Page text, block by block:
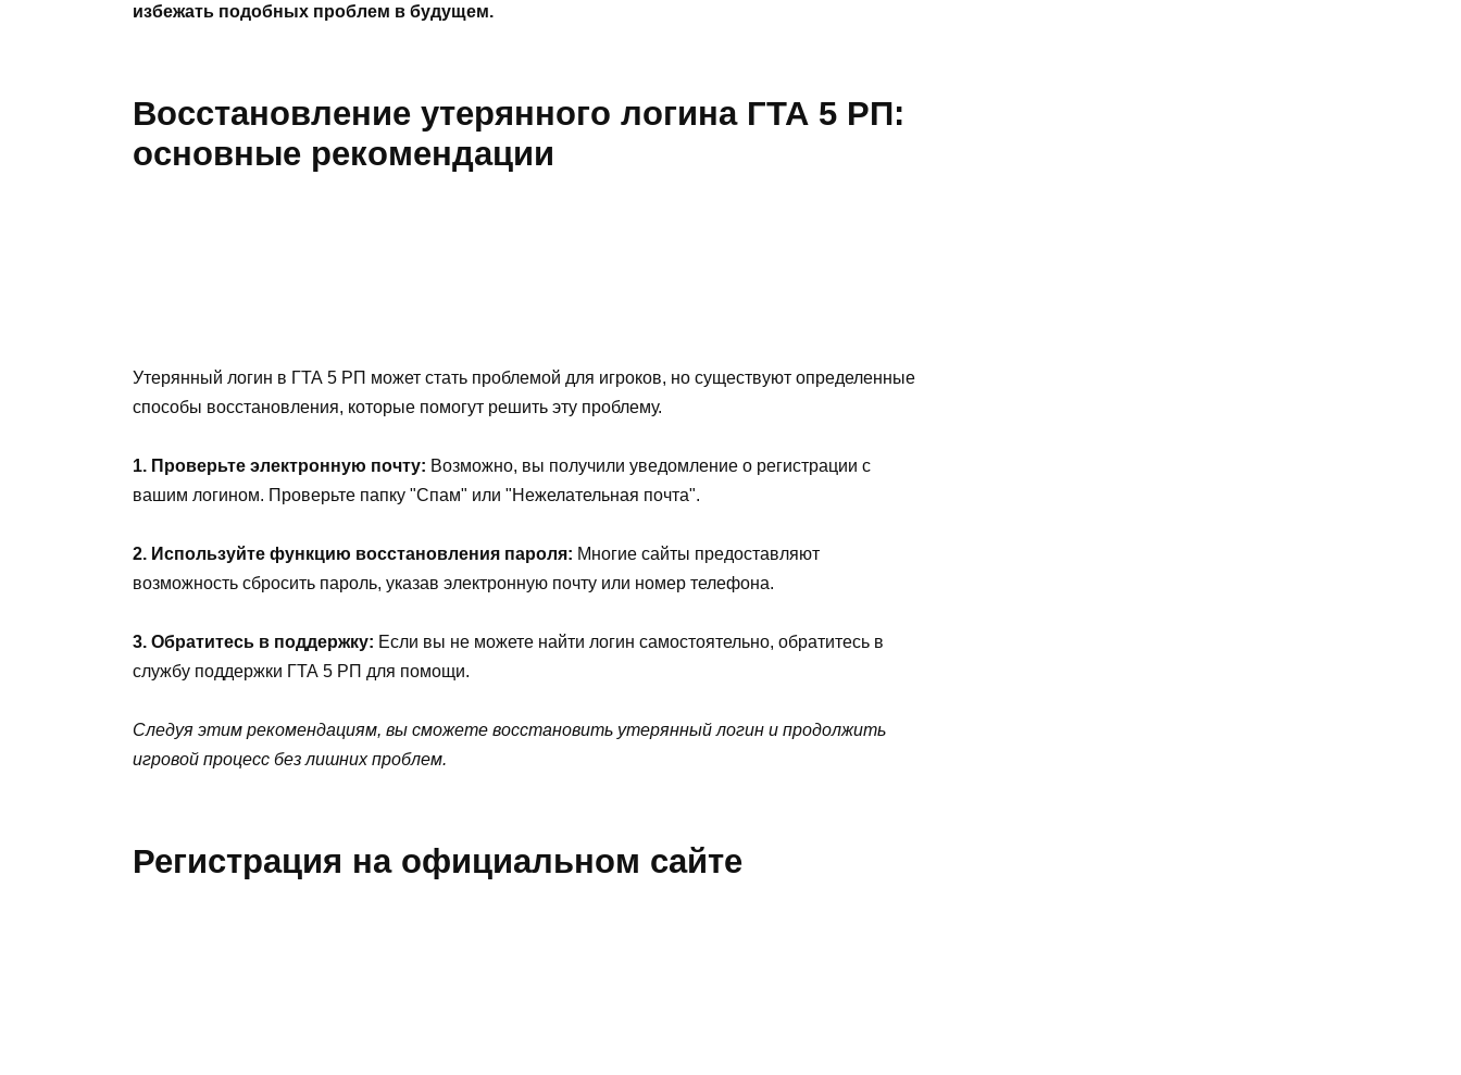
избежать подобных проблем в будущем.
Восстановление утерянного логина ГТА 5 РП:
основные рекомендации
Утерянный логин в ГТА 5 РП может стать проблемой для игроков, но существуют определенные
способы восстановления, которые помогут решить эту проблему.
1. Проверьте электронную почту: Возможно, вы получили уведомление о регистрации с
вашим логином. Проверьте папку "Спам" или "Нежелательная почта".
2. Используйте функцию восстановления пароля: Многие сайты предоставляют
возможность сбросить пароль, указав электронную почту или номер телефона.
3. Обратитесь в поддержку: Если вы не можете найти логин самостоятельно, обратитесь в
службу поддержки ГТА 5 РП для помощи.
Следуя этим рекомендациям, вы сможете восстановить утерянный логин и продолжить
игровой процесс без лишних проблем.
Регистрация на официальном сайте